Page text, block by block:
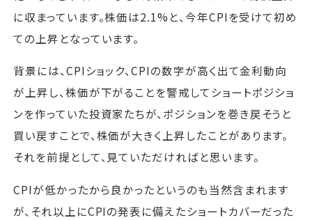
に収まっています。株価は2.1%と、今年CPIを受けて初め
ての上昇となっています。
背景には、CPIショック、CPIの数字が高く出て金利動向
が上昇し、株価が下がることを警戒してショートポジショ
ンを作っていた投資家たちが、ポジションを巻き戻そうと
買い戻すことで、株価が大きく上昇したことがあります。
それを前提として、見ていただければと思います。
CPIが低かったから良かったというのも当然含まれます
が、それ以上にCPIの発表に備えたショートカバーだった